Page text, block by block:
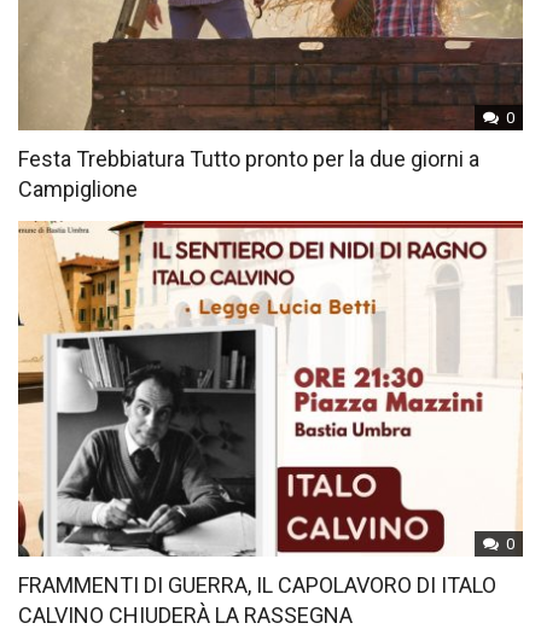
0
Festa Trebbiatura Tutto pronto per la due giorni a
Campiglione
0
FRAMMENTI DI GUERRA, IL CAPOLAVORO DI ITALO
CALVINO CHIUDERÀ LA RASSEGNA